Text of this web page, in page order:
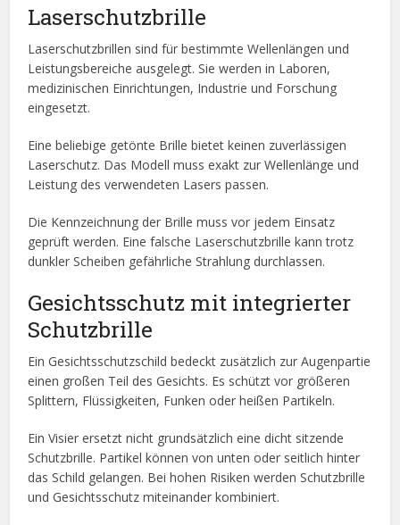
Laserschutzbrille
Laserschutzbrillen sind für bestimmte Wellenlängen und
Leistungsbereiche ausgelegt. Sie werden in Laboren,
medizinischen Einrichtungen, Industrie und Forschung
eingesetzt.
Eine beliebige getönte Brille bietet keinen zuverlässigen
Laserschutz. Das Modell muss exakt zur Wellenlänge und
Leistung des verwendeten Lasers passen.
Die Kennzeichnung der Brille muss vor jedem Einsatz
geprüft werden. Eine falsche Laserschutzbrille kann trotz
dunkler Scheiben gefährliche Strahlung durchlassen.
Gesichtsschutz mit integrierter
Schutzbrille
Ein Gesichtsschutzschild bedeckt zusätzlich zur Augenpartie
einen großen Teil des Gesichts. Es schützt vor größeren
Splittern, Flüssigkeiten, Funken oder heißen Partikeln.
Ein Visier ersetzt nicht grundsätzlich eine dicht sitzende
Schutzbrille. Partikel können von unten oder seitlich hinter
das Schild gelangen. Bei hohen Risiken werden Schutzbrille
und Gesichtsschutz miteinander kombiniert.